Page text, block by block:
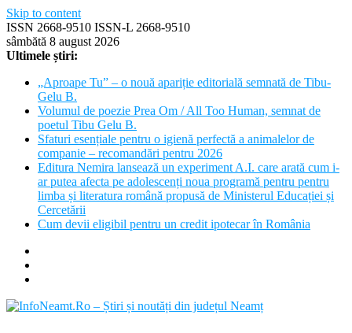
Skip to content
ISSN 2668-9510 ISSN-L 2668-9510
sâmbătă 8 august 2026
Ultimele știri:
„Aproape Tu” – o nouă apariție editorială semnată de Tibu-
Gelu B.
Volumul de poezie Prea Om / All Too Human, semnat de
poetul Tibu Gelu B.
Sfaturi esențiale pentru o igienă perfectă a animalelor de
companie – recomandări pentru 2026
Editura Nemira lansează un experiment A.I. care arată cum i-
ar putea afecta pe adolescenți noua programă pentru pentru
limba și literatura română propusă de Ministerul Educației și
Cercetării
Cum devii eligibil pentru un credit ipotecar în România